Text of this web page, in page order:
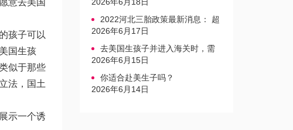
意去美国
孩子可以
国生孩
似于那些
法，国土
示一个诱
2022河北三胎政策最新消息： 超
生三孩不再缴纳社会抚养费
2026年6月17日
去美国生孩子并进入海关时，需
要注意的事项是什么？
2026年6月15日
你适合赴美生子吗？
2026年6月14日